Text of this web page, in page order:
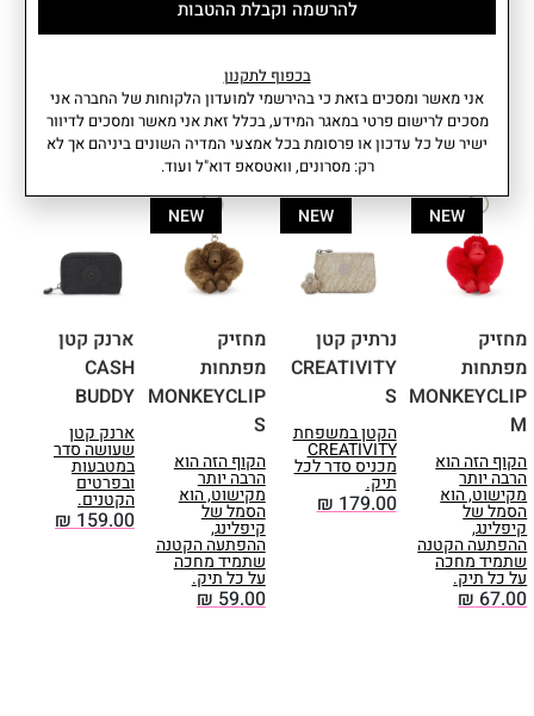
משקל: 0.06 קג
7 סמ
אחריות: שנתיים
עוד
מוצרים קשורים
NEW
מחזיק
מפתחות
MONKEYCLIP
M
הקוף הזה הוא
הרבה יותר
מקישוט, הוא
הסמל של
קיפלינג,
ההפתעה הקטנה
שתמיד מחכה
על כל תיק.
₪67.00
NEW
נרתיק קטן
CREATIVITY
S
הקטן במשפחת
CREATIVITY
מכניס סדר לכל
תיק.
₪179.00
NEW
מחזיק
מפתחות
MONKEYCLIP
S
הקוף הזה הוא
הרבה יותר
מקישוט, הוא
הסמל של
קיפלינג,
ההפתעה הקטנה
שתמיד מחכה
על כל תיק.
₪59.00
ארנק קטן
CASH
BUDDY
ארנק קטן
שעושה סדר
במטבעות
ובפרטים
הקטנים.
₪159.00
להרשמה וקבלת ההטבות
בכפוף לתקנון
אני מאשר ומסכים בזאת כי בהירשמי למועדון הלקוחות של החברה אני
מסכים לרישום פרטי במאגר המידע, בכלל זאת אני מאשר ומסכים לדיוור
ישיר של כל עדכון או פרסומת בכל אמצעי המדיה השונים ביניהם אך לא
רק: מסרונים, וואטסאפ דוא"ל ועוד.